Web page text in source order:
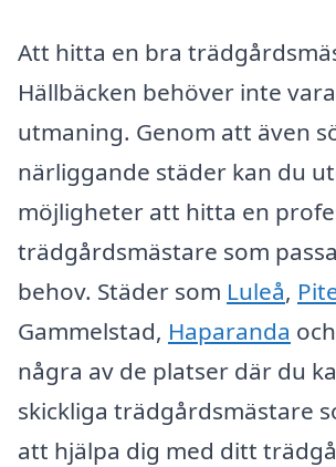
Att hitta en bra
Hällbäcken behöver inte
utmaning. Genom att även
närliggande städer kan du
möjligheter att hitta en
trädgårdsmästare som
behov. Städer som Luleå,
Gammelstad, Haparanda
några av de platser där du
skickliga trädgårdsmästare
att hjälpa dig med ditt